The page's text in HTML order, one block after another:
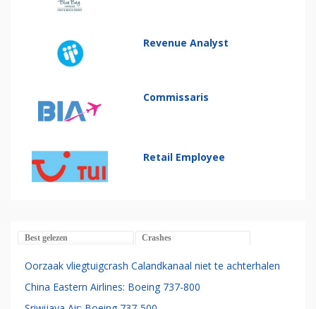
Revenue Analyst
Commissaris
Retail Employee
Best gelezen Crashes
Oorzaak vliegtuigcrash Calandkanaal niet te achterhalen
China Eastern Airlines: Boeing 737-800